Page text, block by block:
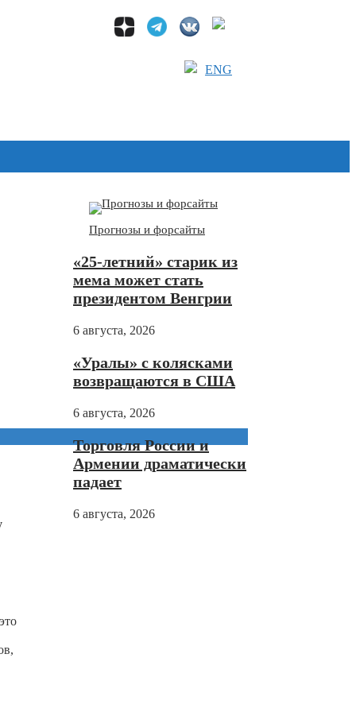
ENG
Прогнозы и форсайты
«25-летний» старик из
мема может стать
президентом Венгрии
6 августа, 2026
«Уралы» с колясками
возвращаются в США
6 августа, 2026
Торговля России и
Армении драматически
падает
6 августа, 2026